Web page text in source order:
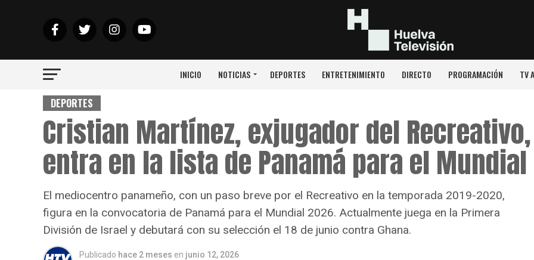
INICIO NOTICIAS DEPORTES ENTRETENIMIENTO DIRECTO PROGRAMACIÓN TV
DEPORTES
Cristian Martínez, exjugador del Recreativo,
entra en la lista de Panamá para el Mundial
El mediocentro panameño, con un paso breve por el Recreativo en la temporada 2019-2020,
figura en la convocatoria de Panamá para el Mundial 2026. Actualmente juega en la Primera
División de Israel y debutará con su selección el 18 de junio contra Ghana.
Publicado hace 2 meses en junio 12, 2026